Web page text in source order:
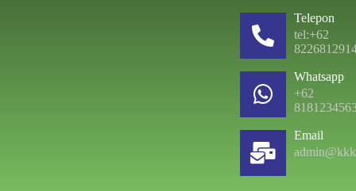
Telepon
tel:+62
Whatsapp
+62
Email